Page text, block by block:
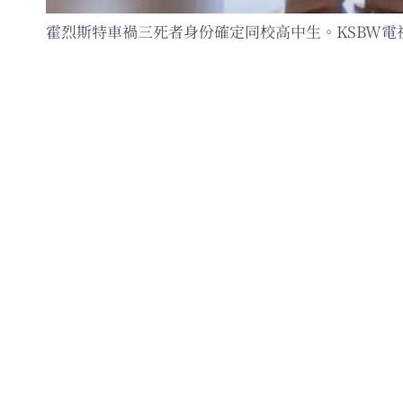
霍烈斯特車禍三死者身份確定同校高中生。KSBW電